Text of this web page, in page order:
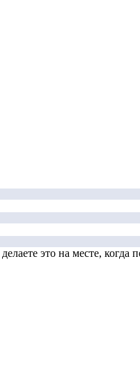
это на месте, когда